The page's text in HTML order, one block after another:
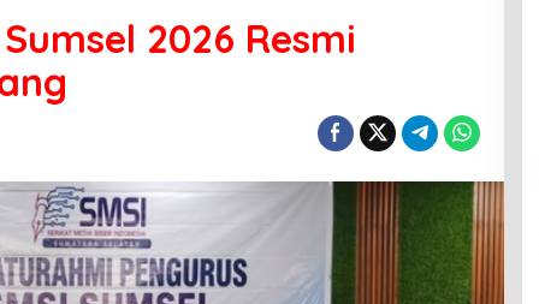
2026 Resmi